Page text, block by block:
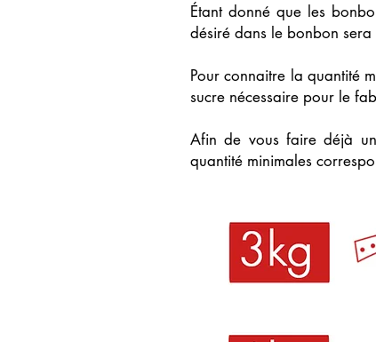
Étant donné que les
désiré dans le bonbon
Pour connaitre la quantité
sucre nécessaire pour le
Afin de vous faire déjà
quantité minimales